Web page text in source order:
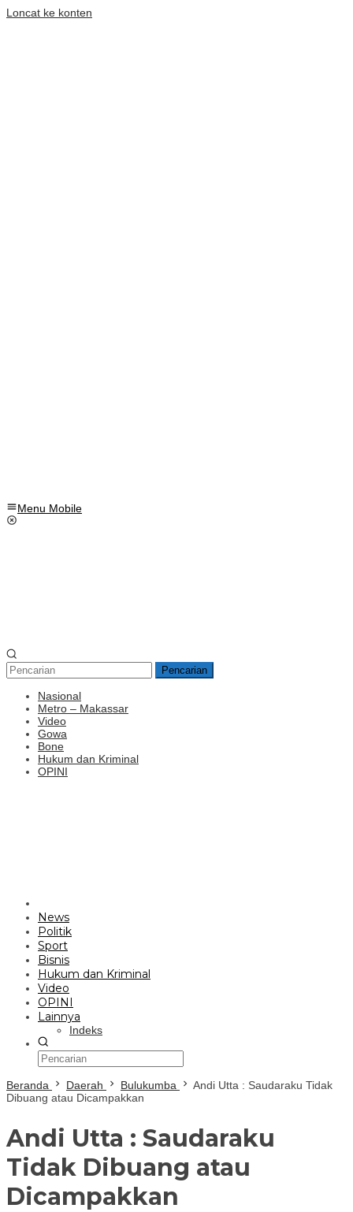
Loncat ke konten
Menu Mobile
Pencarian
Nasional
Metro – Makassar
Video
Gowa
Bone
Hukum dan Kriminal
OPINI
News
Politik
Sport
Bisnis
Hukum dan Kriminal
Video
OPINI
Lainnya
Indeks
Beranda Daerah Bulukumba
Andi Utta : Saudaraku Tidak
Dibuang atau Dicampakkan
Andi Utta : Saudaraku
Tidak Dibuang atau
Dicampakkan